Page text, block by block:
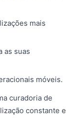
mais
as suas
móveis.
curadoria de
constante e